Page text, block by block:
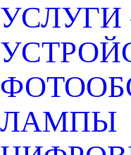
УСЛУГИ
ЛАМПЫ